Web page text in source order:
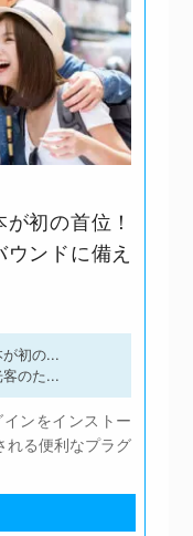
初の首位！
ンドに備え
が初の...
のた...
ンをインストー
れる便利なプラグ